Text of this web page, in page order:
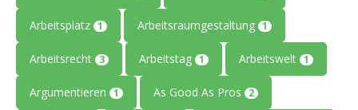
Arbeitsplatz 1 Arbeitsraumgestaltung 1
Arbeitsrecht 3 Arbeitstag 1 Arbeitswelt 1
Argumentieren 1 As Good As Pros 2